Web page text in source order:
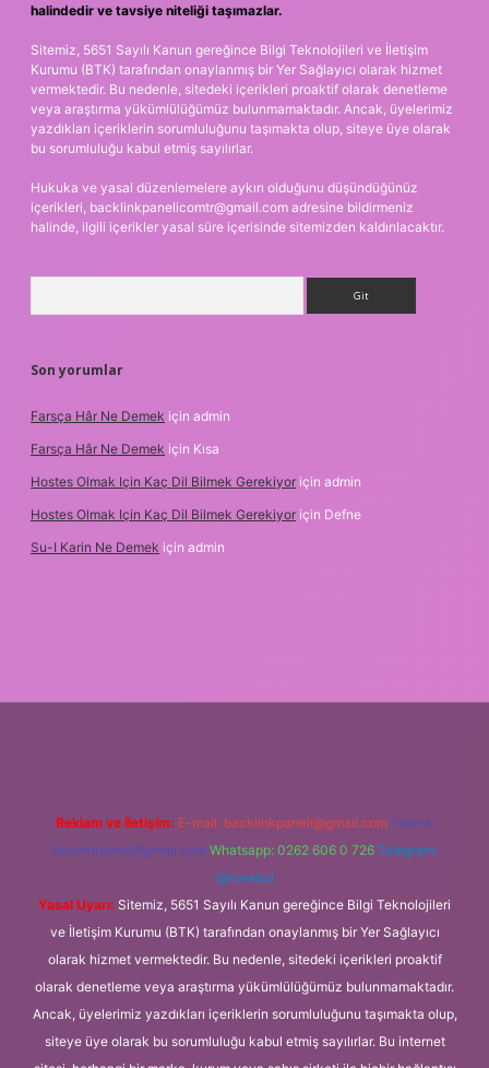
halindedir ve tavsiye niteliği taşımazlar.
Sitemiz, 5651 Sayılı Kanun gereğince Bilgi Teknolojileri ve İletişim
Kurumu (BTK) tarafından onaylanmış bir Yer Sağlayıcı olarak hizmet
vermektedir. Bu nedenle, sitedeki içerikleri proaktif olarak denetleme
veya araştırma yükümlülüğümüz bulunmamaktadır. Ancak, üyelerimiz
yazdıkları içeriklerin sorumluluğunu taşımakta olup, siteye üye olarak
bu sorumluluğu kabul etmiş sayılırlar.
Hukuka ve yasal düzenlemelere aykırı olduğunu düşündüğünüz
içerikleri, backlinkpanelicomtr@gmail.com adresine bildirmeniz
halinde, ilgili içerikler yasal süre içerisinde sitemizden kaldırılacaktır.
Son yorumlar
Farsça Hâr Ne Demek için admin
Farsça Hâr Ne Demek için Kısa
Hostes Olmak Için Kaç Dil Bilmek Gerekiyor için admin
Hostes Olmak Için Kaç Dil Bilmek Gerekiyor için Defne
Su-I Karin Ne Demek için admin
Reklam ve İletişim: E-mail: backlinkpaneli@gmail.com Teams:
forumhizmeti@gmail.com Whatsapp: 0262 606 0 726 Telegram:
@karabul
Yasal Uyarı: Sitemiz, 5651 Sayılı Kanun gereğince Bilgi Teknolojileri
ve İletişim Kurumu (BTK) tarafından onaylanmış bir Yer Sağlayıcı
olarak hizmet vermektedir. Bu nedenle, sitedeki içerikleri proaktif
olarak denetleme veya araştırma yükümlülüğümüz bulunmamaktadır.
Ancak, üyelerimiz yazdıkları içeriklerin sorumluluğunu taşımakta olup,
siteye üye olarak bu sorumluluğu kabul etmiş sayılırlar. Bu internet